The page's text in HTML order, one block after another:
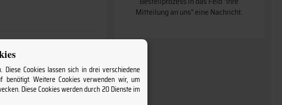
Mitteilung an uns" eine Nachricht.
Cookies lassen sich in drei verschiedene
benötigt. Weitere Cookies verwenden wir, um
Diese Cookies werden durch 20 Dienste im